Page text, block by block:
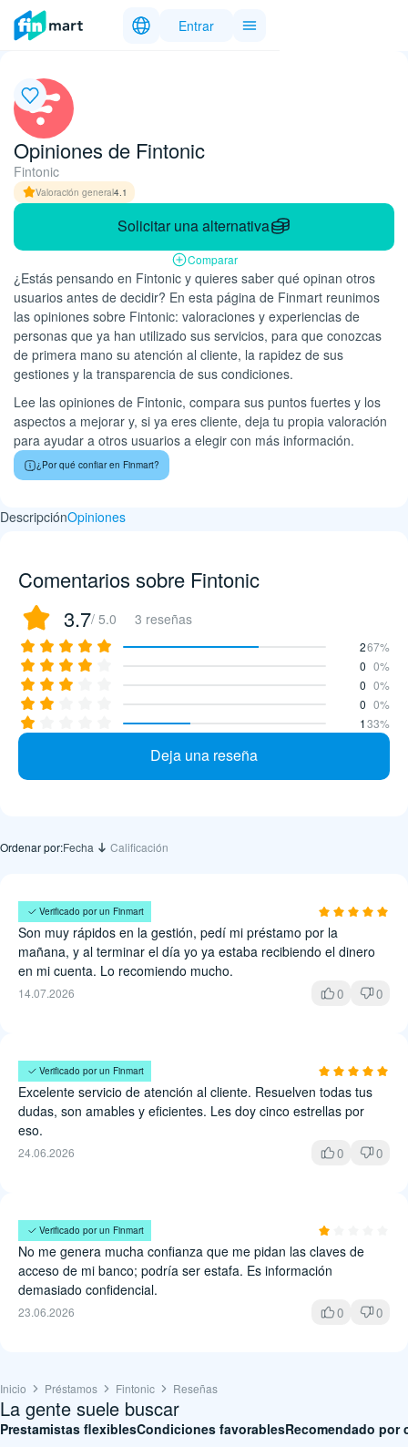
Entrar
Opiniones de Fintonic
Fintonic
Valoración general4.1
Solicitar una alternativa
Comparar
¿Estás pensando en Fintonic y quieres saber qué opinan otros
usuarios antes de decidir? En esta página de Finmart reunimos
las opiniones sobre Fintonic: valoraciones y experiencias de
personas que ya han utilizado sus servicios, para que conozcas
de primera mano su atención al cliente, la rapidez de sus
gestiones y la transparencia de sus condiciones.
Lee las opiniones de Fintonic, compara sus puntos fuertes y los
aspectos a mejorar y, si ya eres cliente, deja tu propia valoración
para ayudar a otros usuarios a elegir con más información.
¿Por qué confiar en Finmart?
DescripciónOpiniones
Comentarios sobre Fintonic
3.7/ 5.0 3 reseñas
267%
0 0%
0 0%
0 0%
133%
Deja una reseña
Ordenar por:Fecha Calificación
Hilda Cruz
Son muy rápidos en la gestión, pedí mi préstamo por la
mañana, y al terminar el día yo ya estaba recibiendo el dinero
en mi cuenta. Lo recomiendo mucho.
14.07.2026 0 0
Verificado por un Finmart
Juan López
Excelente servicio de atención al cliente. Resuelven todas tus
dudas, son amables y eficientes. Les doy cinco estrellas por
eso.
24.06.2026 0 0
Verificado por un Finmart
Ruy Sandoval
No me genera mucha confianza que me pidan las claves de
acceso de mi banco; podría ser estafa. Es información
demasiado confidencial.
23.06.2026 0 0
Verificado por un Finmart
Inicio Préstamos Fintonic Reseñas
La gente suele buscar
Prestamistas flexiblesCondiciones favorablesRecomendado por